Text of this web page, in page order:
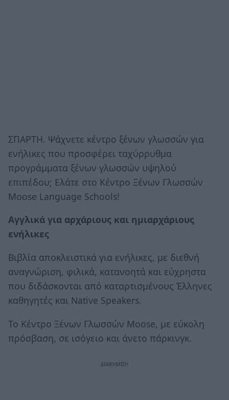
ΣΠΑΡΤΗ. Ψάχνετε κέντρο ξένων γλωσσών για
ενήλικες που προσφέρει ταχύρρυθμα
προγράμματα ξένων γλωσσών υψηλού
επιπέδου; Ελάτε στο Κέντρο Ξένων Γλωσσών
Moose Language Schools!
Αγγλικά για αρχάριους και ημιαρχάριους
ενήλικες
Βιβλία αποκλειστικά για ενήλικες, με διεθνή
αναγνώριση, φιλικά, κατανοητά και εύχρηστα
που διδάσκονται από καταρτισμένους Έλληνες
καθηγητές και Native Speakers.
Το Κέντρο Ξένων Γλωσσών Moose, με εύκολη
πρόσβαση, σε ισόγειο και άνετο πάρκινγκ.